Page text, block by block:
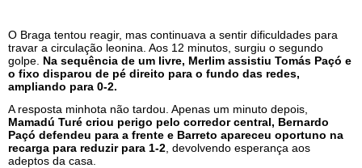
O Braga tentou reagir, mas continuava a sentir dificuldades para
travar a circulação leonina. Aos 12 minutos, surgiu o segundo
golpe. Na sequência de um livre, Merlim assistiu Tomás Paçó e
o fixo disparou de pé direito para o fundo das redes,
ampliando para 0-2.
A resposta minhota não tardou. Apenas um minuto depois,
Mamadú Turé criou perigo pelo corredor central, Bernardo
Paçó defendeu para a frente e Barreto apareceu oportuno na
recarga para reduzir para 1-2 , devolvendo esperança aos
adeptos da casa.